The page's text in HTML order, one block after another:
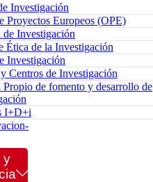
Investigación
Proyectos Europeos (OPE)
Investigación
Ética de la Investigación
Investigación
Centros de Investigación
Propio de fomento y desarrollo de
I+D+i
y